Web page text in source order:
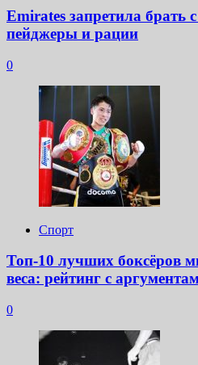
Emirates запретила брать
пейджеры и рации
0
Спорт
Топ-10 лучших боксёров
веса: рейтинг с
0